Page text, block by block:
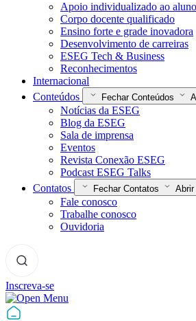
Apoio individualizado ao aluno
Corpo docente qualificado
Ensino forte e grade inovadora
Desenvolvimento de carreiras
ESEG Tech & Business
Reconhecimentos
Internacional
Conteúdos
Fechar Conteúdos
Notícias da ESEG
Blog da ESEG
Sala de imprensa
Eventos
Revista Conexão ESEG
Podcast ESEG Talks
Contatos
Fechar Contatos Abrir
Fale conosco
Trabalhe conosco
Ouvidoria
Inscreva-se